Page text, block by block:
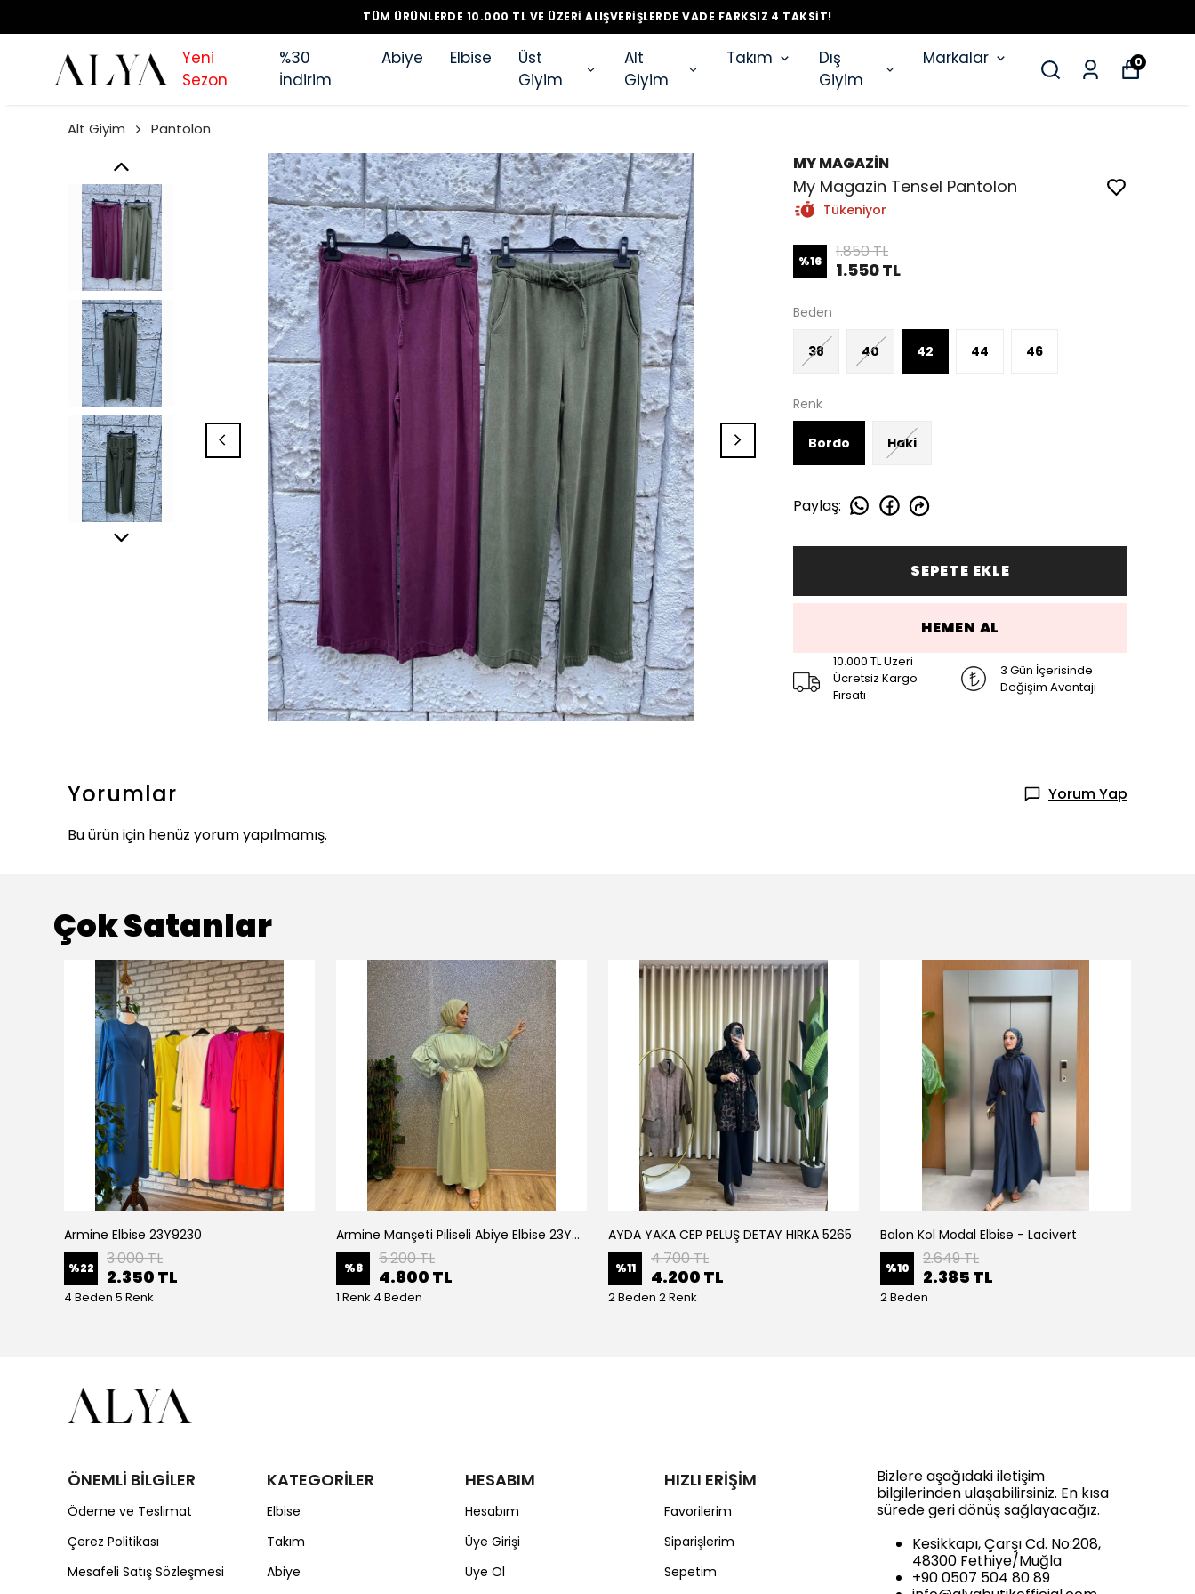
TÜM ÜRÜNLERDE 10.000 TL VE ÜZERI ALIŞVERIŞLERDE VADE FARKSIZ 4 TAKSIT!
Yeni
Sezon
%30
İndirim
Abiye Elbise
Üst
Giyim
Alt
Giyim
Takım
Dış
Giyim
Markalar 0
Alt Giyim Pantolon
MY MAGAZİN
My Magazin Tensel Pantolon
Tükeniyor
%16 1.850 TL
1.550 TL
Beden
38 40 42 44 46
Renk
Bordo Haki
Paylaş:
SEPETE EKLE
HEMEN AL
10.000 TL Üzeri
Ücretsiz Kargo
Fırsatı
3 Gün İçerisinde
Değişim Avantajı
Yorumlar
Yorum Yap
Bu ürün için henüz yorum yapılmamış.
Çok Satanlar
Armine Elbise 23Y9230
%22 3.000 TL
2.350 TL
4 Beden 5 Renk
Armine Manşeti Piliseli Abiye Elbise 23Y9617
%8 5.200 TL
4.800 TL
1 Renk 4 Beden
AYDA YAKA CEP PELUŞ DETAY HIRKA 5265
%11 4.700 TL
4.200 TL
2 Beden 2 Renk
Balon Kol Modal Elbise - Lacivert
%10 2.649 TL
2.385 TL
2 Beden
ÖNEMLİ BİLGİLER
Ödeme ve Teslimat
Çerez Politikası
Mesafeli Satış Sözleşmesi
KATEGORİLER
Elbise
Takım
Abiye
HESABIM
Hesabım
Üye Girişi
Üye Ol
HIZLI ERİŞİM
Favorilerim
Siparişlerim
Sepetim
Bizlere aşağıdaki iletişim
bilgilerinden ulaşabilirsiniz. En kısa
sürede geri dönüş sağlayacağız.
Kesikkapı, Çarşı Cd. No:208,
48300 Fethiye/Muğla
+90 0507 504 80 89